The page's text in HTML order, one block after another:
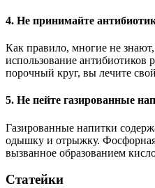
4. Не принимайте
Как правило, многие не
использование антибиотиков
порочный круг, вы лечите
5. Не пейте газированные
Газированные напитки
одышку и отрыжку. Фосфорная
вызванное образованием
Статейки